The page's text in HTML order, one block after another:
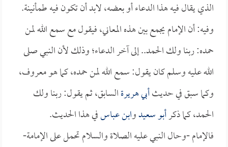
الذي يقال فيه هذا الدعاء أو بعضه، لابد أن تكون فيه طمأنينة.
وفيه: أن الإمام يجمع بين هذه المعاني، فيقول مع سمع الله لمن
حمده: ربنا ولك الحمد.. إلى آخر الدعاء؛ وذلك لأن النبي صلى
الله عليه وسلم كان يقول: سمع الله لمن حمده، كما هو معروف،
وكما سبق في حديثأبي هريرةالسابق، ثم يقول: ربنا ولك
الحمد، كما ذكرأبو سعيدوابن عباسفي هذا الحديث.
فالإمام -وحال النبي عليه الصلاة والسلام تحمل على الإمامة-